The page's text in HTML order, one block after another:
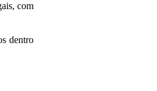
com
dentro